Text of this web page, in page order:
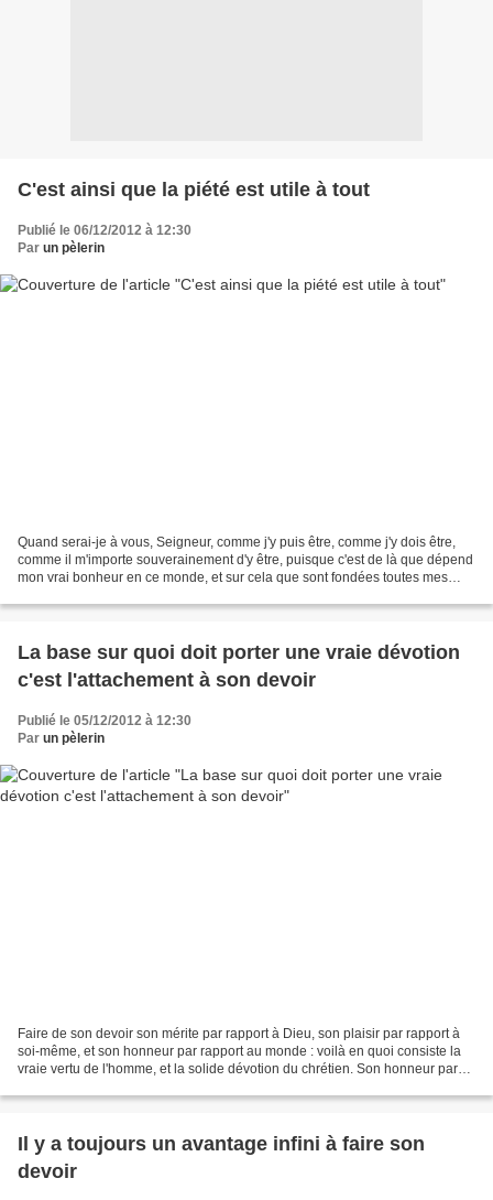
C'est ainsi que la piété est utile à tout
Publié le 06/12/2012 à 12:30
Par un pèlerin
Quand serai-je à vous, Seigneur, comme j'y puis être, comme j'y dois être,
comme il m'importe souverainement d'y être, puisque c'est de là que dépend
mon vrai bonheur en ce monde, et sur cela que sont fondées toutes mes
La base sur quoi doit porter une vraie dévotion
c'est l'attachement à son devoir
Publié le 05/12/2012 à 12:30
Par un pèlerin
Faire de son devoir son mérite par rapport à Dieu, son plaisir par rapport à
soi-même, et son honneur par rapport au monde : voilà en quoi consiste la
vraie vertu de l'homme, et la solide dévotion du chrétien. Son honneur par
Il y a toujours un avantage infini à faire son
devoir